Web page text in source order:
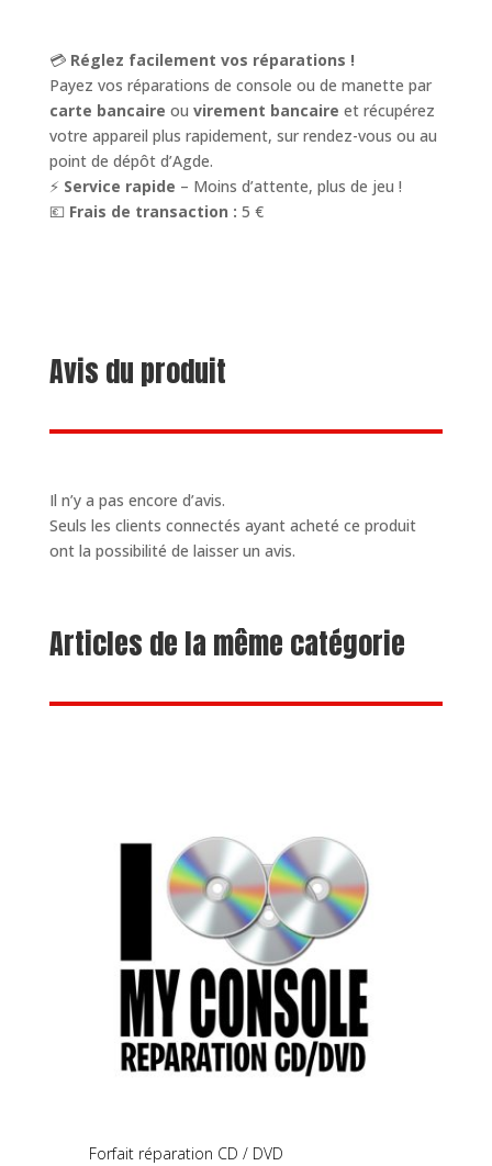
💳 Réglez facilement vos réparations !
Payez vos réparations de console ou de manette par
carte bancaire ou virement bancaire et récupérez
votre appareil plus rapidement, sur rendez-vous ou au
point de dépôt d’Agde.
⚡ Service rapide – Moins d’attente, plus de jeu !
💶 Frais de transaction : 5 €
Avis du produit
Il n’y a pas encore d’avis.
Seuls les clients connectés ayant acheté ce produit
ont la possibilité de laisser un avis.
Articles de la même catégorie
Forfait réparation CD / DVD